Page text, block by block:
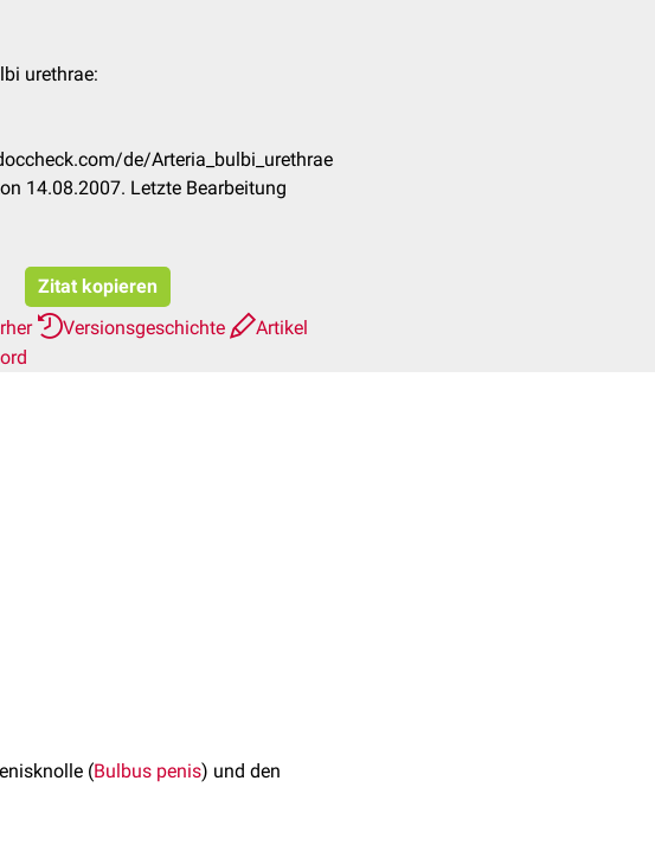
urethrae:
de/Arteria_bulbi_urethrae
14.08.2007. Letzte Bearbeitung
Zitat kopieren
Versionsgeschichte
Artikel
(Bulbus penis) und den